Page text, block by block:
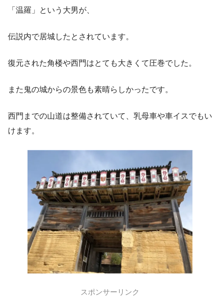
「温羅」という大男が、
伝説内で居城したとされています。
復元された角楼や西門はとても大きくて圧巻でした。
また鬼の城からの景色も素晴らしかったです。
西門までの山道は整備されていて、乳母車や車イスでもい
けます。
スポンサーリンク